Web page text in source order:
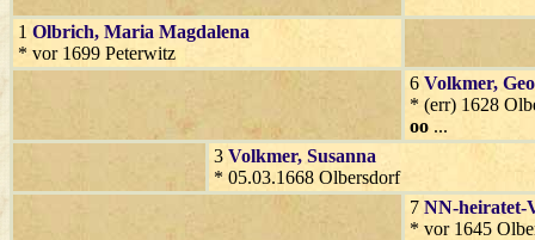
1 Olbrich, Maria Magdalena
* vor 1699 Peterwitz
6 Volkmer,
* (err) 1628
oo ...
3 Volkmer, Susanna
* 05.03.1668 Olbersdorf
7 NN-heiratet-
* vor 1645